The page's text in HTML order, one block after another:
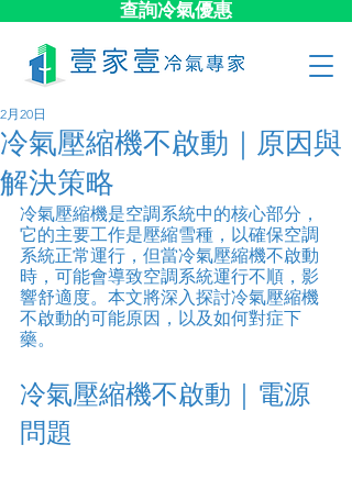
查詢冷氣優惠
冷氣壓縮機不啟動｜原因與
解決策略
2月20日
冷氣壓縮機是空調系統中的核心部分，
它的主要工作是壓縮雪種，以確保空調
系統正常運行，但當冷氣壓縮機不啟動
時，可能會導致空調系統運行不順，影
響舒適度。本文將深入探討冷氣壓縮機
不啟動的可能原因，以及如何對症下
藥。
冷氣壓縮機不啟動｜電源
問題